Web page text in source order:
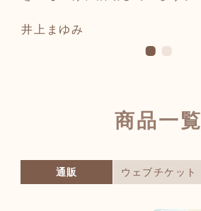
井上まゆみ
商品一覧
通販 ウェブチケット